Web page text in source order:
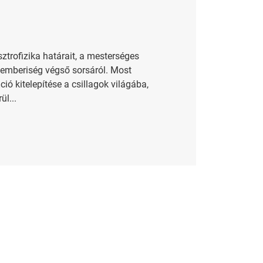
határait, a mesterséges
végső sorsáról. Most
kitelepítése a csillagok világába,